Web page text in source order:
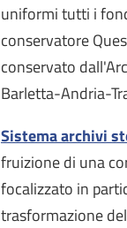
uniformi tutti i
conservatore
conservato
Barletta-Andria-
Sistema archivi
fruizione di una
focalizzato in
trasformazione